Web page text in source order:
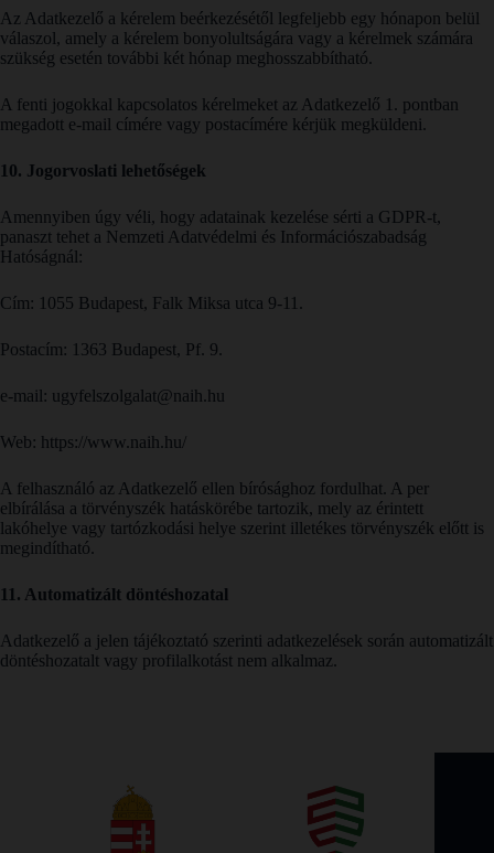
Az Adatkezelő a kérelem beérkezésétől legfeljebb egy hónapon belül
válaszol, amely a kérelem bonyolultságára vagy a kérelmek számára
szükség esetén további két hónap meghosszabbítható.
A fenti jogokkal kapcsolatos kérelmeket az Adatkezelő 1. pontban
megadott e-mail címére vagy postacímére kérjük megküldeni.
10. Jogorvoslati lehetőségek
Amennyiben úgy véli, hogy adatainak kezelése sérti a GDPR-t,
panaszt tehet a Nemzeti Adatvédelmi és Információszabadság
Hatóságnál:
Cím: 1055 Budapest, Falk Miksa utca 9-11.
Postacím: 1363 Budapest, Pf. 9.
e-mail: ugyfelszolgalat@naih.hu
Web: https://www.naih.hu/
A felhasználó az Adatkezelő ellen bírósághoz fordulhat. A per
elbírálása a törvényszék hatáskörébe tartozik, mely az érintett
lakóhelye vagy tartózkodási helye szerint illetékes törvényszék előtt is
megindítható.
11. Automatizált döntéshozatal
Adatkezelő a jelen tájékoztató szerinti adatkezelések során automatizált
döntéshozatalt vagy profilalkotást nem alkalmaz.